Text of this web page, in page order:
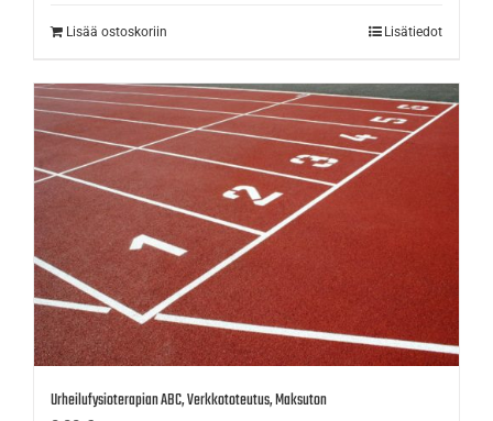
Lisää ostoskoriin Lisätiedot
Urheilufysioterapian ABC, Verkkototeutus, Maksuton